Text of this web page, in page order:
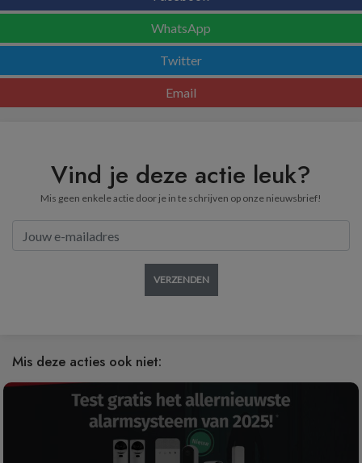
WhatsApp
Twitter
Email
Vind je deze actie leuk?
Mis geen enkele actie door je in te schrijven op onze nieuwsbrief!
VERZENDEN
Mis deze acties ook niet: